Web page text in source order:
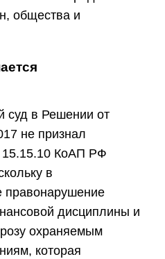
общества и
суд в Решении от
не признал
15.15.10 КоАП РФ
в
правонарушение
дисциплины и
охраняемым
которая